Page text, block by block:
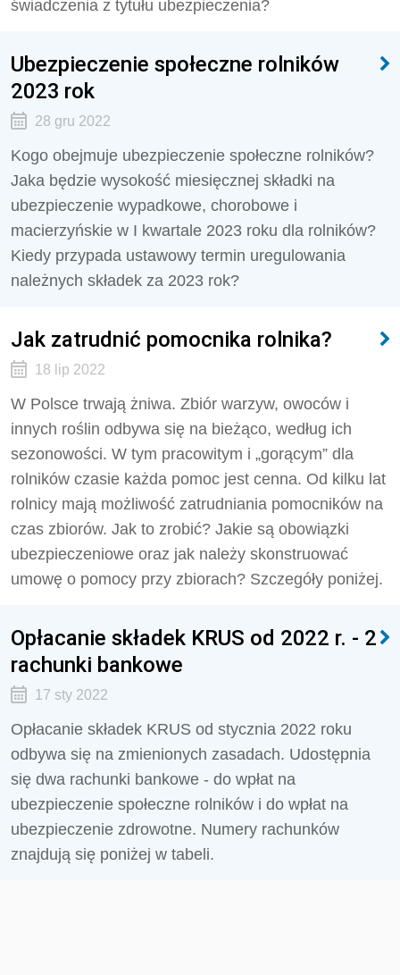
świadczenia z tytułu ubezpieczenia?
Ubezpieczenie społeczne rolników
2023 rok
28 gru 2022
Kogo obejmuje ubezpieczenie społeczne rolników?
Jaka będzie wysokość miesięcznej składki na
ubezpieczenie wypadkowe, chorobowe i
macierzyńskie w I kwartale 2023 roku dla rolników?
Kiedy przypada ustawowy termin uregulowania
należnych składek za 2023 rok?
Jak zatrudnić pomocnika rolnika?
18 lip 2022
W Polsce trwają żniwa. Zbiór warzyw, owoców i
innych roślin odbywa się na bieżąco, według ich
sezonowości. W tym pracowitym i „gorącym” dla
rolników czasie każda pomoc jest cenna. Od kilku lat
rolnicy mają możliwość zatrudniania pomocników na
czas zbiorów. Jak to zrobić? Jakie są obowiązki
ubezpieczeniowe oraz jak należy skonstruować
umowę o pomocy przy zbiorach? Szczegóły poniżej.
Opłacanie składek KRUS od 2022 r. - 2
rachunki bankowe
17 sty 2022
Opłacanie składek KRUS od stycznia 2022 roku
odbywa się na zmienionych zasadach. Udostępnia
się dwa rachunki bankowe - do wpłat na
ubezpieczenie społeczne rolników i do wpłat na
ubezpieczenie zdrowotne. Numery rachunków
znajdują się poniżej w tabeli.